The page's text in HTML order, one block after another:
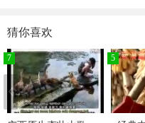
民歌经典采茶灯福建民歌
民歌经典送情郎东北民歌
猜你喜欢
7 5